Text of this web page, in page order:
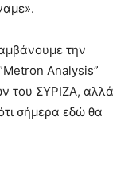
την
Analysis”
του ΣΥΡΙΖΑ, αλλά
σήμερα εδώ θα